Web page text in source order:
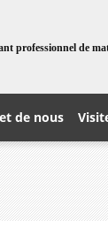
professionnel de
de nous